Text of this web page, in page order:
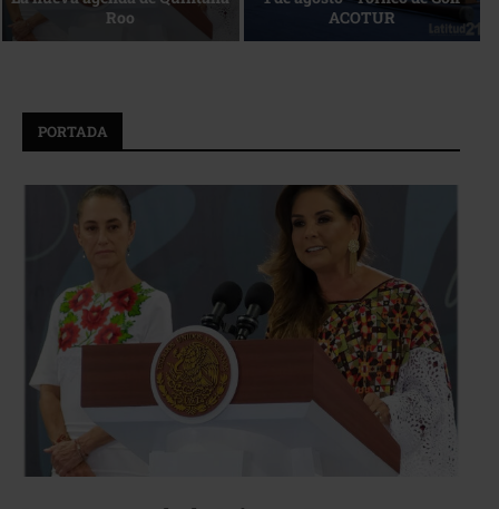
Reconocimiento de viajeros La esencia del servicio
PORTADA